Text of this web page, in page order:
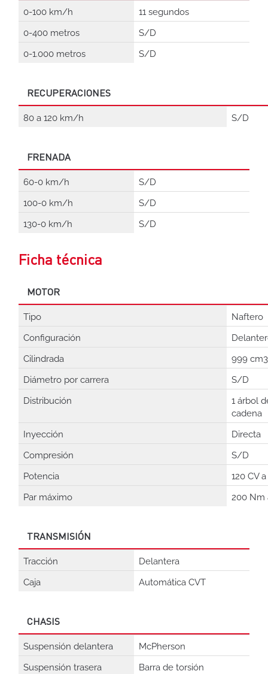
0-100 km/h
11 segundos
0-400 metros
S/D
0-1.000 metros
S/D
RECUPERACIONES
80 a 120 km/h S/D
FRENADA
60-0 km/h
S/D
100-0 km/h
S/D
130-0 km/h
S/D
Ficha técnica
MOTOR
Tipo
Naftero
Configuración
Cilindrada
999 cm3
Diámetro por carrera
S/D
Distribución
1 árbol
cadena
Inyección
Directa
Compresión
S/D
Potencia
120 CV
Par máximo
200 Nm
TRANSMISIÓN
Tracción
Delantera
Caja
Automática CVT
CHASIS
Suspensión delantera
McPherson
Suspensión trasera
Barra de torsión